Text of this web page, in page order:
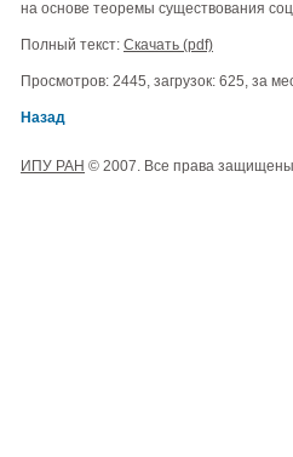
на основе теоремы существования
Полный текст: Скачать (pdf)
Просмотров: 2445, загрузок: 625, за
Назад
ИПУ РАН © 2007. Все права защищены